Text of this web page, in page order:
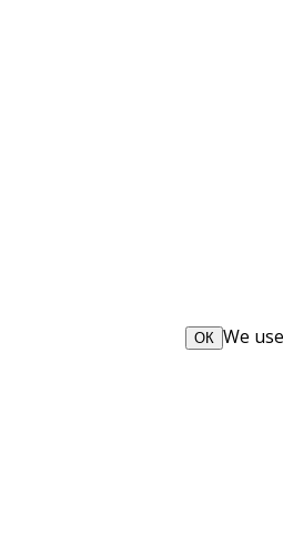
We
ОК